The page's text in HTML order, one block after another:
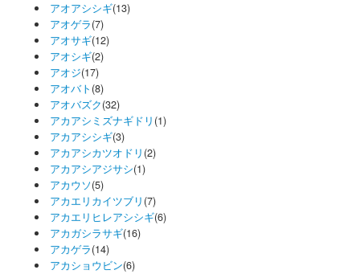
アオアシシギ(13)
アオゲラ(7)
アオサギ(12)
アオシギ(2)
アオジ(17)
アオバト (8)
アオバズク(32)
アカアシミズナギドリ (1)
アカアシシギ(3)
アカアシカツオドリ (2)
アカアシアジサシ(1)
アカウソ(5)
アカエリカイツブリ (7)
アカエリヒレアシシギ(6)
アカガシラサギ(16)
アカゲラ(14)
アカショウビン(6)